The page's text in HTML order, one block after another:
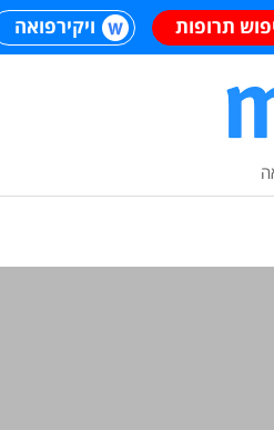
תרופות ויקירפואה